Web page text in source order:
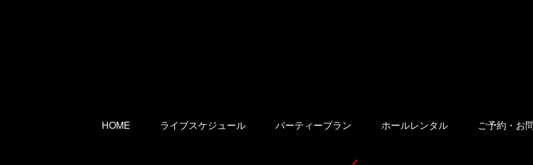
HOME ライブスケジュール パーティープラン ホールレンタル ご予約・お